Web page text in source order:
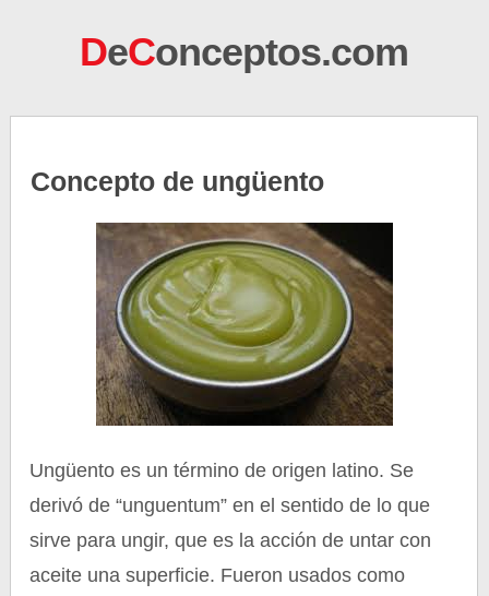
DeConceptos.com
Concepto de ungüento
Ungüento es un término de origen latino. Se
derivó de “unguentum” en el sentido de lo que
sirve para ungir, que es la acción de untar con
aceite una superficie. Fueron usados como